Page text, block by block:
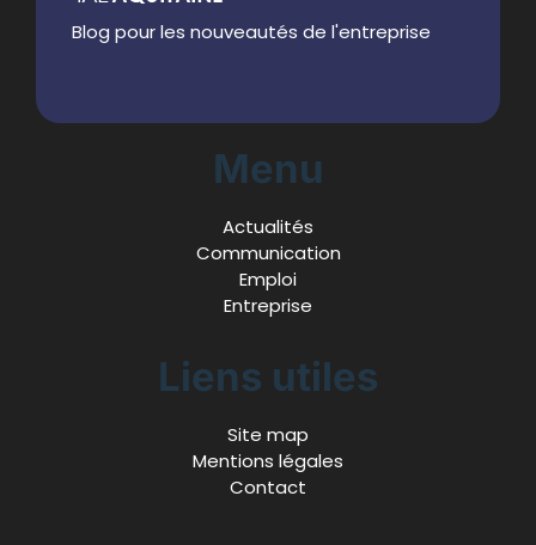
Blog pour les nouveautés de l'entreprise
Menu
Actualités
Communication
Emploi
Entreprise
Liens utiles
Site map
Mentions légales
Contact